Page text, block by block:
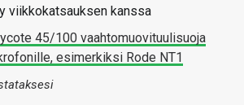
viikkokatsauksen kanssa
45/100 vaahtomuovituulisuoja
esimerkiksi Rode NT1